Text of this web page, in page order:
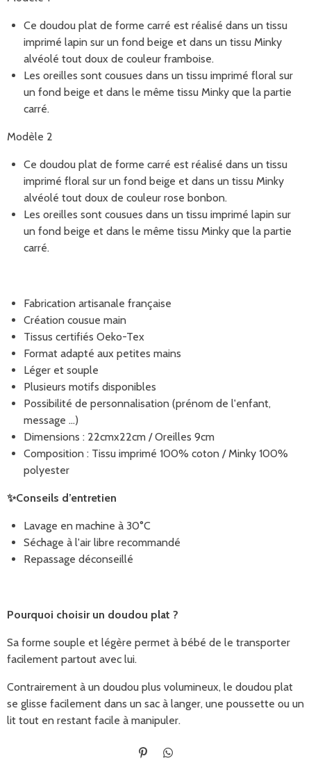
Ce doudou plat de forme carré est réalisé dans un tissu
imprimé lapin sur un fond beige et dans un tissu Minky
alvéolé tout doux de couleur framboise.
Les oreilles sont cousues dans un tissu imprimé floral sur
un fond beige et dans le même tissu Minky que la partie
carré.
Modèle 2
Ce doudou plat de forme carré est réalisé dans un tissu
imprimé floral sur un fond beige et dans un tissu Minky
alvéolé tout doux de couleur rose bonbon.
Les oreilles sont cousues dans un tissu imprimé lapin sur
un fond beige et dans le même tissu Minky que la partie
carré.
Fabrication artisanale française
Création cousue main
Tissus certifiés Oeko-Tex
Format adapté aux petites mains
Léger et souple
Plusieurs motifs disponibles
Possibilité de personnalisation (prénom de l'enfant,
message ...)
Dimensions : 22cmx22cm / Oreilles 9cm
Composition : Tissu imprimé 100% coton / Minky 100%
polyester
✨Conseils d’entretien
Lavage en machine à 30°C
Séchage à l'air libre recommandé
Repassage déconseillé
Pourquoi choisir un doudou plat ?
Sa forme souple et légère permet à bébé de le transporter
facilement partout avec lui.
Contrairement à un doudou plus volumineux, le doudou plat
se glisse facilement dans un sac à langer, une poussette ou un
lit tout en restant facile à manipuler.
É
P